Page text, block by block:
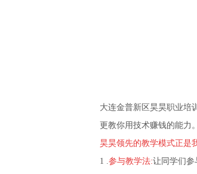
大连金普新区昊昊职业培
更教你用技术赚钱的能力。
昊昊领先的教学模式正是
1 .参与教学法:让同学们参